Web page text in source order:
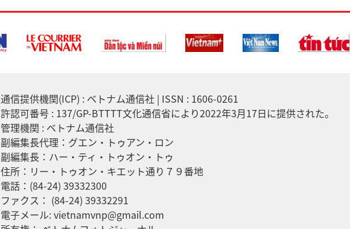
通信提供機関(ICP) : ベトナム通信社 | ISSN : 1606-0261
許認可番号 : 137/GP-BTTTT文化通信省により2022年3月17日に提供された。
管理機関 : ベトナム通信社
副編集長代理：グエン・トゥアン・ロン
副編集長：ハー・ティ・トゥオン・トゥ
住所：リー・トゥオン・キエット通り７９番地
電話：(84-24) 39332300
ファクス： (84-24) 39332291
電子メール: vietnamvnp@gmail.com